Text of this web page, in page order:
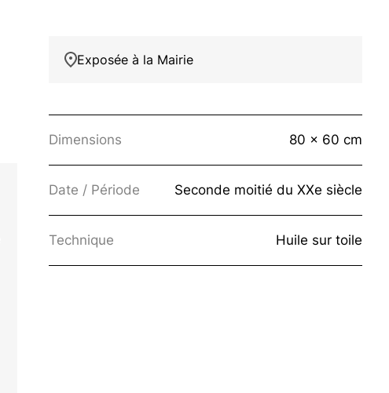
Exposée à la Mairie
Dimensions 80 x 60 cm
Date / Période Seconde moitié du XXe siècle
Technique Huile sur toile